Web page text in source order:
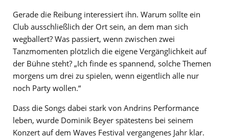
Gerade die Reibung interessiert ihn. Warum sollte ein
Club ausschließlich der Ort sein, an dem man sich
wegballert? Was passiert, wenn zwischen zwei
Tanzmomenten plötzlich die eigene Vergänglichkeit auf
der Bühne steht? „Ich finde es spannend, solche Themen
morgens um drei zu spielen, wenn eigentlich alle nur
noch Party wollen.“
Dass die Songs dabei stark von Andrins Performance
leben, wurde Dominik Beyer spätestens bei seinem
Konzert auf dem Waves Festival vergangenes Jahr klar.